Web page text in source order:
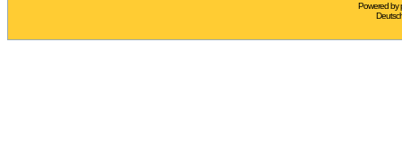
Powered by